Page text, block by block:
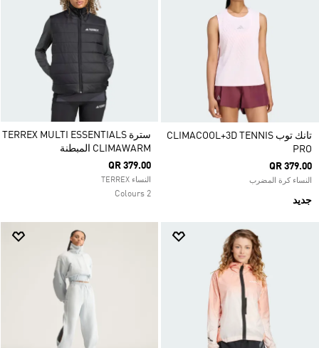
تانك توب CLIMACOOL+3D TENNIS
PRO
QR 379.00
النساء كرة المضرب
جديد
سترة TERREX MULTI ESSENTIALS
CLIMAWARM المبطنة
QR 379.00
النساء TERREX
2 Colours